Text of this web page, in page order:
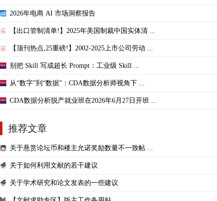
2026年电商 AI 市场洞察报告
【出口管制清单!】2025年美国制裁中国实体清 ...
【顶刊热点,25重磅!】2002-2025上市公司劳动 ...
别把 Skill 写成超长 Prompt：工业级 Skill ...
从“数字”到“数据”：CDA数据分析师视角下 ...
CDA数据分析脱产就业班在2026年6月27日开班 ...
推荐文章
关于悬赏论坛币和楼主允诺奖励数量不一致帖 ...
关于如何利用文献的若干建议
关于学术研究和论文发表的一些建议